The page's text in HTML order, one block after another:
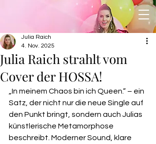
Julia Raich strahlt vom
Cover der HOSSA!
Julia Raich
4. Nov. 2025
„In meinem Chaos bin ich Queen.“ – ein
Satz, der nicht nur die neue Single auf
den Punkt bringt, sondern auch Julias
künstlerische Metamorphose
beschreibt. Moderner Sound, klare